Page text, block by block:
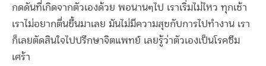
กดดันที่เกิดจากตัวเองด้วย พอนานๆไป เราเริ่มไม่ไหว ทุกเช้า
เราไม่อยากตื่นขึ้นมาเลย มันไม่มีความสุขกับการไปทำงาน เรา
ก็เลยตัดสินใจไปปรึกษาจิตแพทย์ เลยรู้ว่าตัวเองเป็นโรคซึม
เศร้า